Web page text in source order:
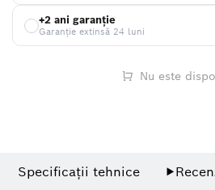
+2 ani garanție
Garanție extinsă 24 luni
Nu este
Specificații tehnice ▶